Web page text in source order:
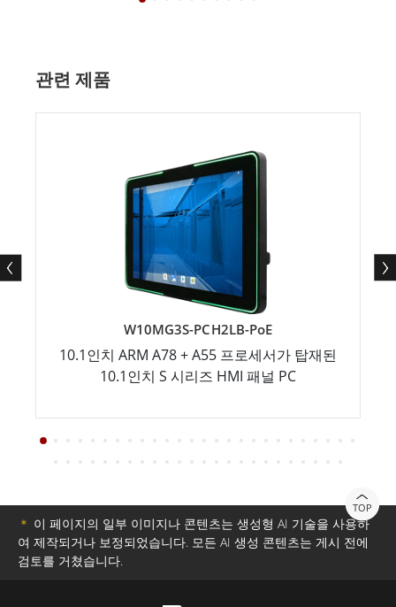
관련 제품
W10MG3S-PCH2LB-PoE
10.1인치 ARM A78 + A55 프로세서가 탑재된
10.1인치 S 시리즈 HMI 패널 PC
TOP
＊ 이 페이지의 일부 이미지나 콘텐츠는 생성형 AI 기술을 사용하
여 제작되거나 보정되었습니다. 모든 AI 생성 콘텐츠는 게시 전에
검토를 거쳤습니다.